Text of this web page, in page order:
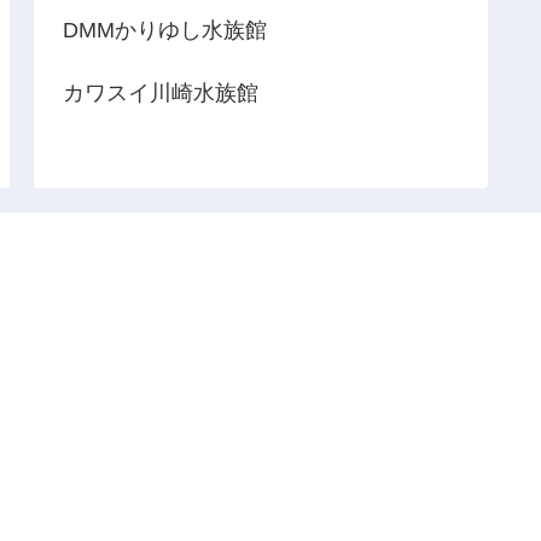
DMMかりゆし水族館
カワスイ川崎水族館